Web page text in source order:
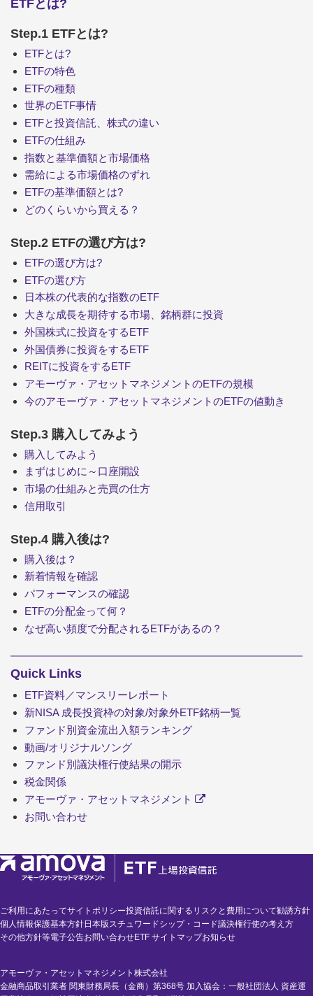
ETFとは?
Step.1 ETFとは?
ETFとは?
ETFの特色
ETFの種類
世界のETF事情
ETFと投資信託、株式の違い
ETFの仕組み
指数と基準価額と市場価格
需給による市場価格のずれ
ETFの基準価額とは?
どのくらいから買える？
Step.2 ETFの選び方は?
ETFの選び方は?
ETFの選び方
日本株の代表的な指数のETF
大きな成長を期待する市場、銘柄群に投資
外国株式に投資をするETF
外国債券に投資をするETF
REITに投資をするETF
アモーヴァ・アセットマネジメントのETFの規模
今のアモーヴァ・アセットマネジメントのETFの値動き
Step.3 購入してみよう
購入してみよう
まずはじめに～口座開設
市場の仕組みと売買の仕方
信用取引
Step.4 購入後は?
購入後は？
新着情報を確認
パフォーマンスの確認
ETFの分配金って何？
なぜ高い頻度で分配されるETFがあるの？
Quick Links
ETF資料／マンスリーレポート
新NISA 成長投資枠の対象/対象外ETF銘柄一覧
ファンド別資金流出入額ランキング
動画/オリジナルソング
ファンド別議決権行使結果の開示
税金関係
アモーヴァ・アセットマネジメント
お問い合わせ
ご利用にあたってサイトポリシー投資信託に関するリスクと費用について勧誘方針
個人情報保護基本方針日本版スチュワードシップ・コード議決権行使の考え方
その他方針等電子公告お問い合わせETF サイトマップお知らせ
アモーヴァ・アセットマネジメント株式会社
金融商品取引業者 関東財務局長（金商）第368号 加入協会：一般社団法人 資産運